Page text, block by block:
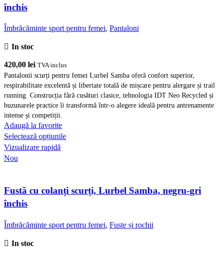
fi
produsului.
închis
Îmbrăcăminte sport pentru femei, Pantaloni
In stoc
420,00 lei TVA inclus
Pantalonii scurți pentru femei Lurbel Samba oferă confort superior,
respirabilitate excelentă și libertate totală de mișcare pentru alergare și trail
running. Construcția fără cusături clasice, tehnologia IDT Neo Recycled și
buzunarele practice îi transformă într-o alegere ideală pentru antrenamente
intense și competiții.
Adaugă la favorite
Selectează opțiunileAcest
variații.
fi
Vizualizare rapidă
Nou
Fustă cu colanți scurți, Lurbel Samba, negru-gri
închis
Îmbrăcăminte sport pentru femei, Fuste și rochii
In stoc